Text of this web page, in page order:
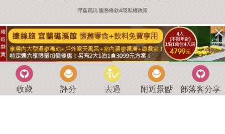
羿磊資訊 服務條款&隱私權政策
收藏 評分 去過 附近景點 部落客分享